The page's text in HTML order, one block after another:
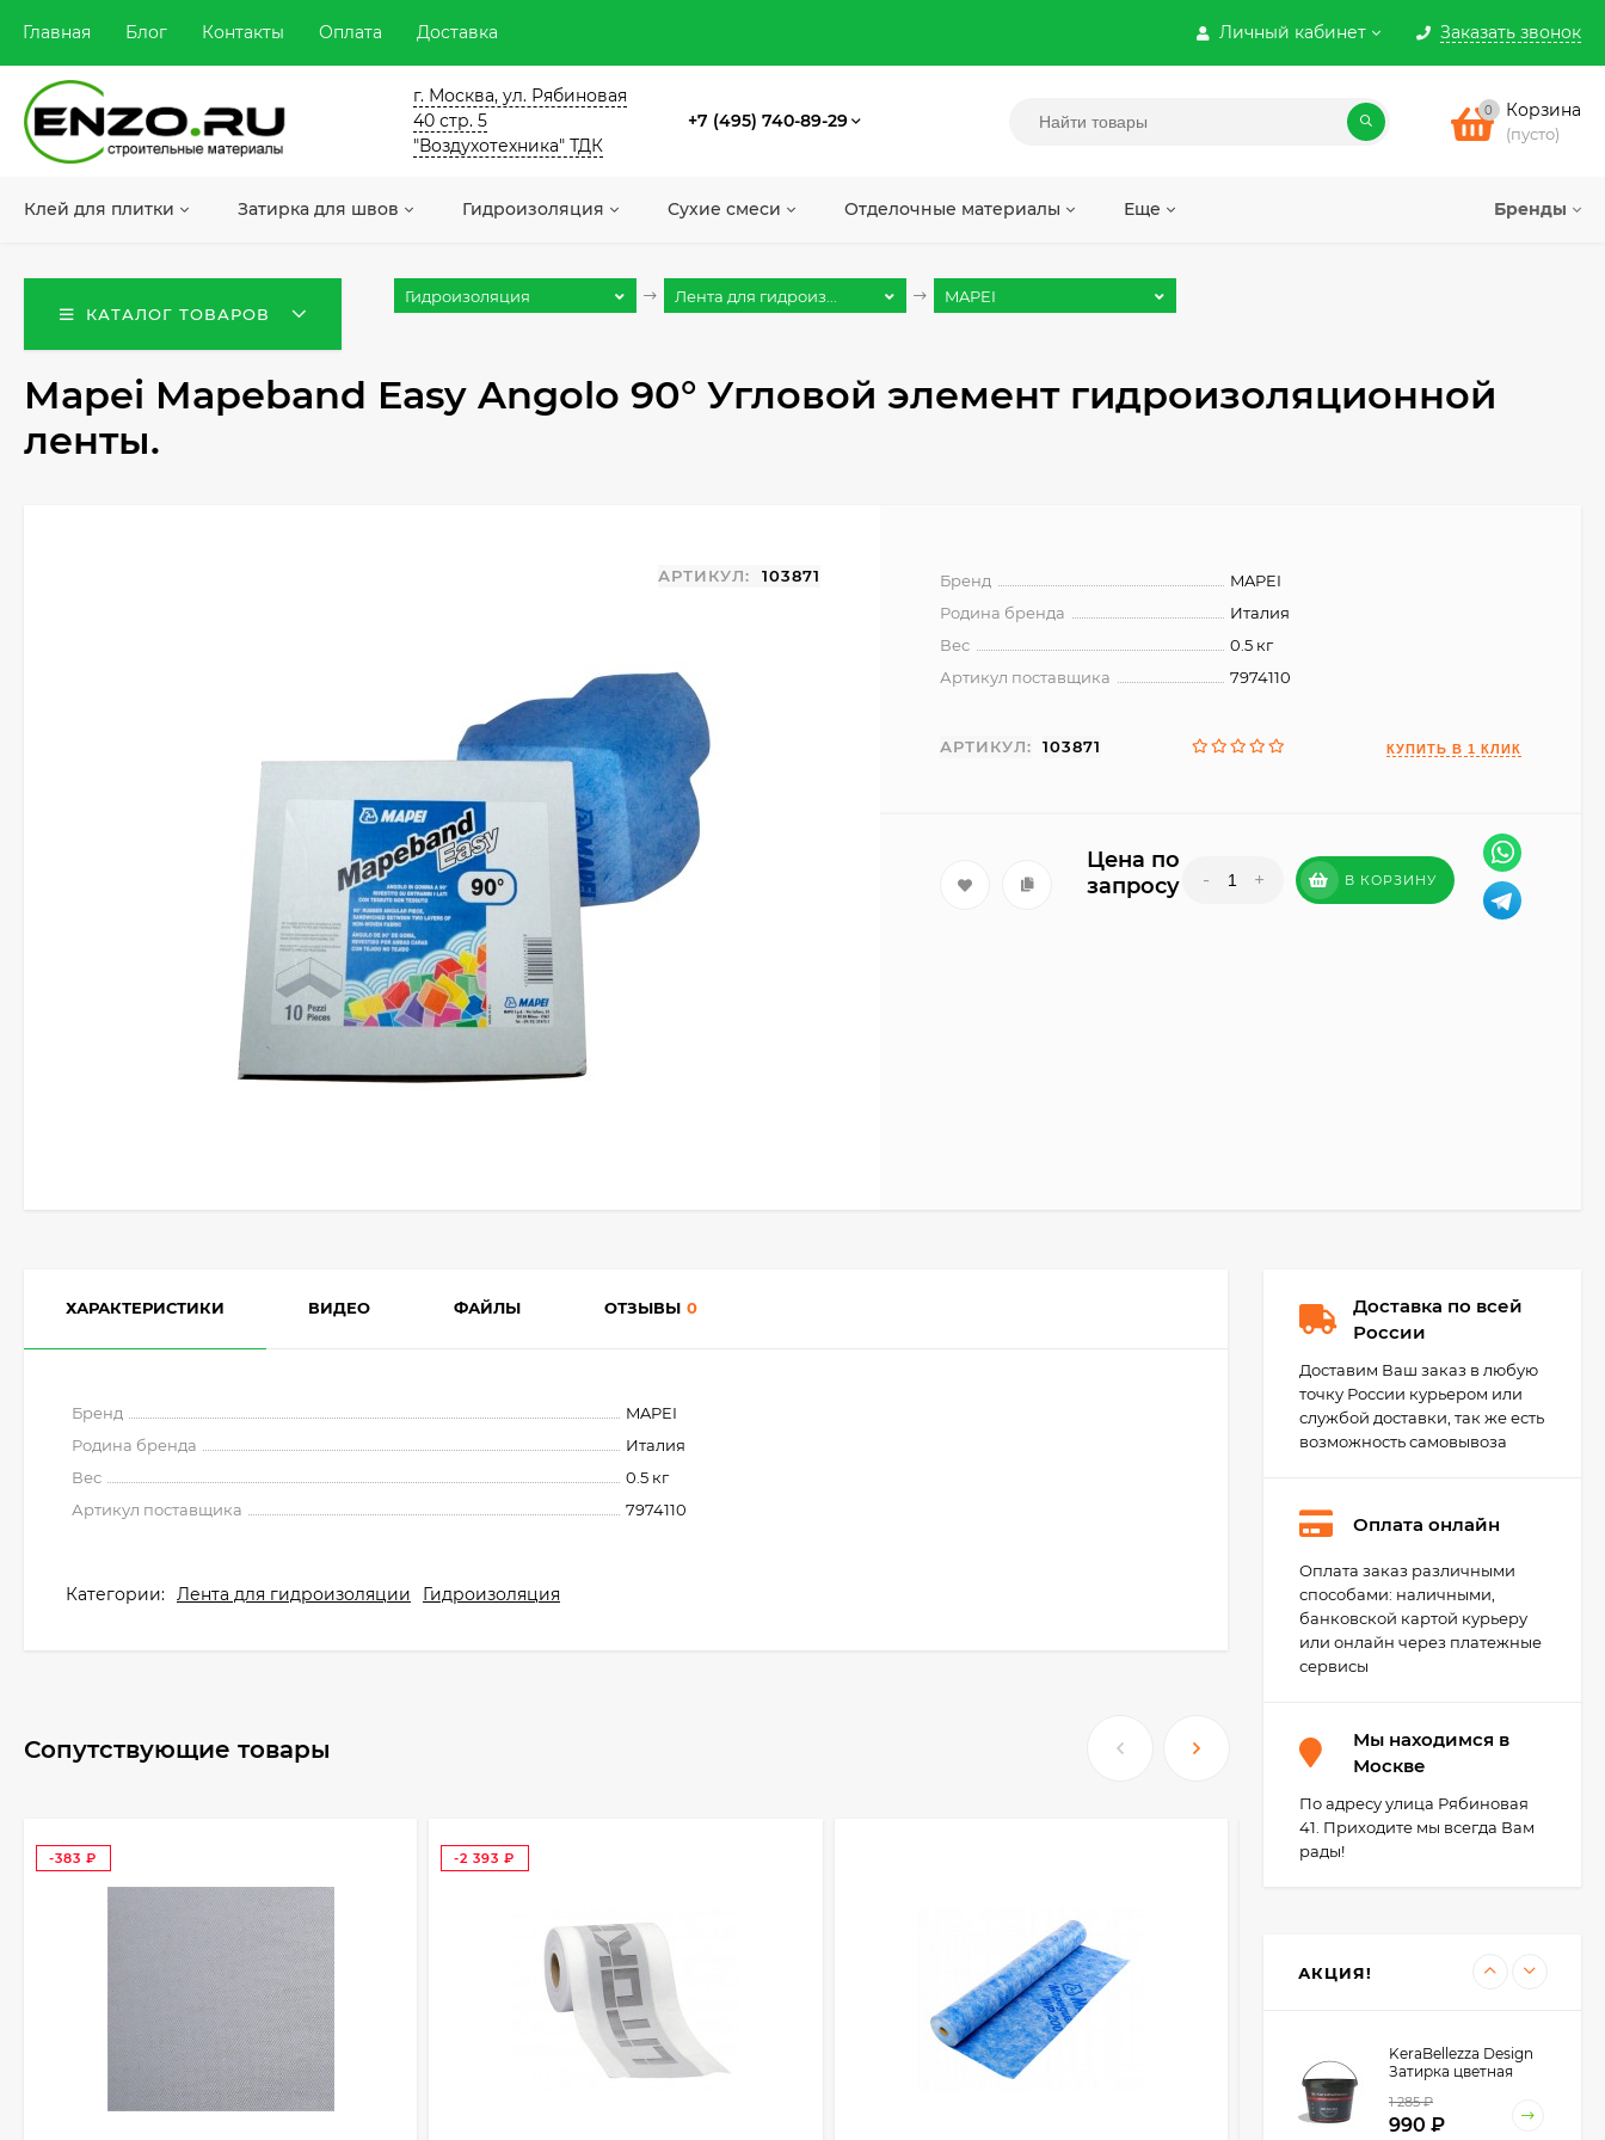
Личный кабинет Заказать звонок
Главная Блог Контакты Оплата Доставка
г. Москва, ул. Рябиновая
40 стр. 5
"Воздухотехника" ТДК
+7 (495) 740-89-29 0 Корзина
(пусто)
Бренды
Клей для плитки Затирка для швов Гидроизоляция Сухие смеси Отделочные материалы Еще
КАТАЛОГ ТОВАРОВ
Гидроизоляция Лента для гидроиз... MAPEI
Mapei Mapeband Easy Angolo 90° Угловой элемент гидроизоляционной
ленты.
АРТИКУЛ: 103871 Бренд
MAPEI
Родина бренда
Италия
Вес
0.5 кг
Артикул поставщика
7974110
АРТИКУЛ: 103871
Цена по
запросу
- + В КОРЗИНУ
ХАРАКТЕРИСТИКИ ВИДЕО ФАЙЛЫ ОТЗЫВЫ 0
Бренд
MAPEI
Родина бренда
Италия
Вес
0.5 кг
Артикул поставщика
7974110
Категории: Лента для гидроизоляции Гидроизоляция
Сопутствующие товары
-383
-2 393
-12 926
Доставка по всей
России
Доставим Ваш заказ в любую
точку России курьером или
службой доставки, так же есть
возможность самовывоза
Оплата онлайн
Оплата заказ различными
способами: наличными,
банковской картой курьеру
или онлайн через платежные
сервисы
Мы находимся в
Москве
По адресу улица Рябиновая
41. Приходите мы всегда Вам
рады!
АКЦИЯ!
Клей для плитки и
керамогранита,
Белый 25 кг.
1 494
1 299 ₽
Клей для
керамической плитки
кг.
1 321
1 149 ₽
KeraBellezza Design
Затирка цветная
1 285
990